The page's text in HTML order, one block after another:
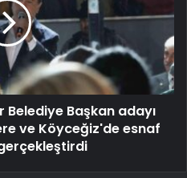
Belediye Başkan adayı
ve Köyceğiz'de esnaf